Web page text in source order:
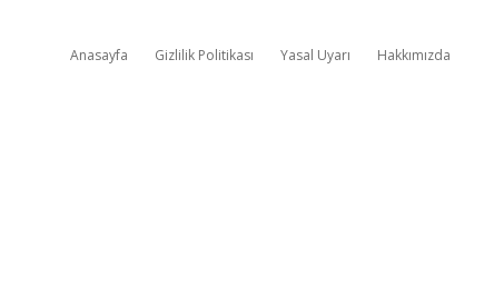
Anasayfa Gizlilik Politikası Yasal Uyarı Hakkımızda